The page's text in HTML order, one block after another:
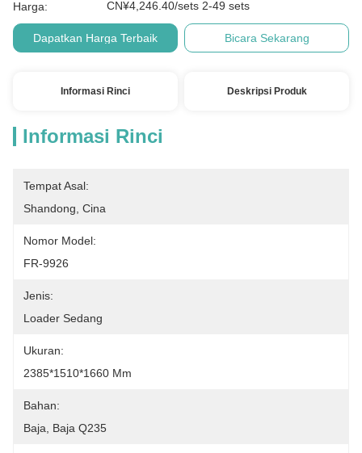
Harga: CN¥4,246.40/sets 2-49 sets
Dapatkan Harga Terbaik Bicara Sekarang
Informasi Rinci Deskripsi Produk
Informasi Rinci
Tempat Asal:
Shandong, Cina
Nomor Model:
FR-9926
Jenis:
Loader Sedang
Ukuran:
2385*1510*1660 Mm
Bahan:
Baja, Baja Q235